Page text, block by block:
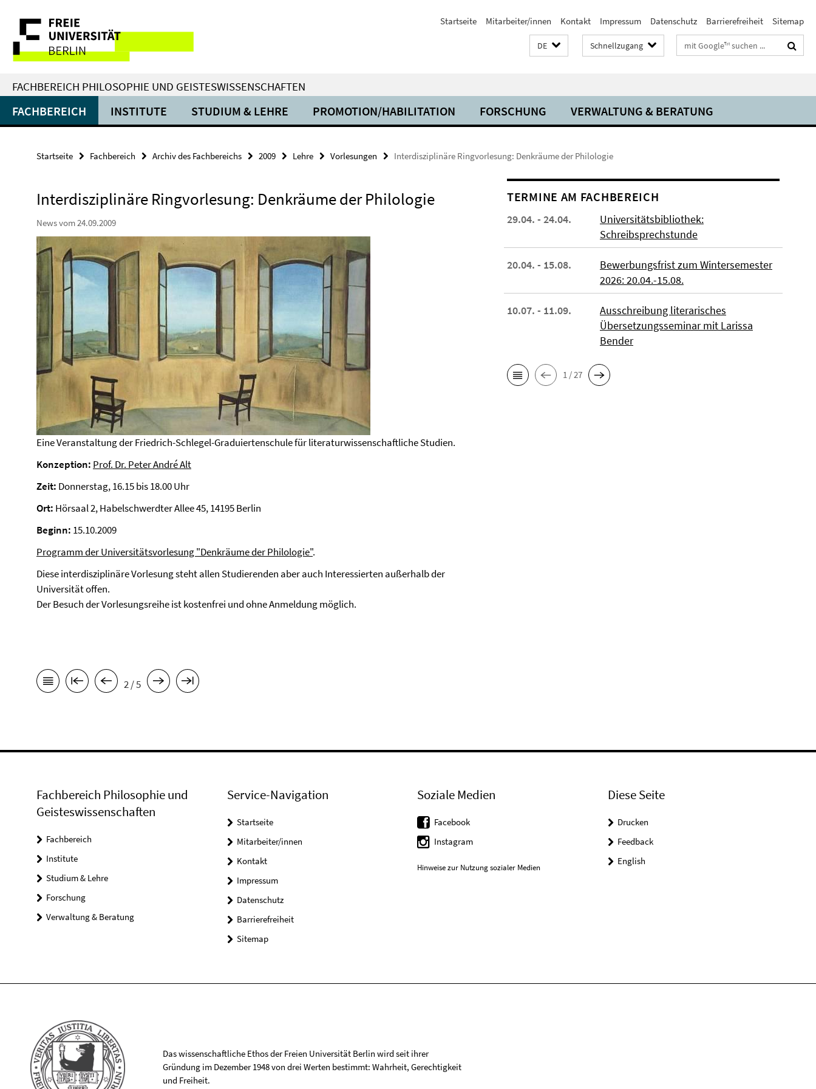
direkt
Inhalt
Service-
Navigation
Startseite Mitarbeiter/innen Kontakt Impressum Datenschutz Barrierefreiheit Sitemap
DE Schnellzugang Suchbegriffe
FACHBEREICH PHILOSOPHIE UND GEISTESWISSENSCHAFTEN
FACHBEREICH INSTITUTE STUDIUM & LEHRE PROMOTION/HABILITATION FORSCHUNG VERWALTUNG & BERATUNG
Startseite Fachbereich Archiv des Fachbereichs 2009 Lehre Vorlesungen Interdisziplinäre Ringvorlesung: Denkräume der Philologie
Interdisziplinäre Ringvorlesung: Denkräume der Philologie
News vom 24.09.2009
Eine Veranstaltung der Friedrich-Schlegel-Graduiertenschule für literaturwissenschaftliche Studien.
Konzeption: Prof. Dr. Peter André Alt
Zeit: Donnerstag, 16.15 bis 18.00 Uhr
Ort: Hörsaal 2, Habelschwerdter Allee 45, 14195 Berlin
Beginn: 15.10.2009
Programm der Universitätsvorlesung "Denkräume der Philologie".
Diese interdisziplinäre Vorlesung steht allen Studierenden aber auch Interessierten außerhalb der
Universität offen.
Der Besuch der Vorlesungsreihe ist kostenfrei und ohne Anmeldung möglich.
2 / 5
TERMINE AM FACHBEREICH
29.04. - 24.04.
Universitätsbibliothek:
Schreibsprechstunde
20.04. - 15.08.
Bewerbungsfrist zum Wintersemester
2026: 20.04.-15.08.
10.07. - 11.09.
Ausschreibung literarisches
Übersetzungsseminar mit Larissa
Bender
1 / 27
Fachbereich Philosophie und
Geisteswissenschaften
Fachbereich
Institute
Studium & Lehre
Forschung
Verwaltung & Beratung
Service-Navigation
Startseite
Mitarbeiter/innen
Kontakt
Impressum
Datenschutz
Barrierefreiheit
Sitemap
Soziale Medien
Facebook
Instagram
Hinweise zur Nutzung sozialer Medien
Diese Seite
Drucken
Feedback
English
Das wissenschaftliche Ethos der Freien Universität Berlin wird seit ihrer
Gründung im Dezember 1948 von drei Werten bestimmt: Wahrheit, Gerechtigkeit
und Freiheit.